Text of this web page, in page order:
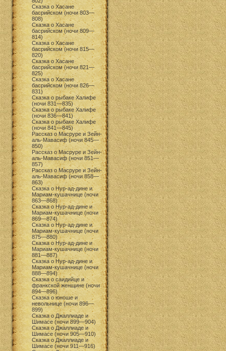
Сказка о Хасане
басрийском (ночи 803—
808)
Сказка о Хасане
басрийском (ночи 809—
814)
Сказка о Хасане
басрийском (ночи 815—
820)
Сказка о Хасане
басрийском (ночи 821—
825)
Сказка о Хасане
басрийском (ночи 826—
831)
Сказка о рыбаке Халифе
(ночи 831—835)
Сказка о рыбаке Халифе
(ночи 836—841)
Сказка о рыбаке Халифе
(ночи 841—845)
Рассказ о Масруре и Зейн-
аль-Мавасиф (ночи 845—
850)
Рассказ о Масруре и Зейн-
аль-Мавасиф (ночи 851—
857)
Рассказ о Масруре и Зейн-
аль-Мавасиф (ночи 858—
863)
Сказка о Нур-ад-дине и
Мариам-кушачнице (ночи
863—868)
Сказка о Нур-ад-дине и
Мариам-кушачнице (ночи
869—874)
Сказка о Нур-ад-дине и
Мариам-кушачнице (ночи
875—880)
Сказка о Нур-ад-дине и
Мариам-кушачнице (ночи
881—887)
Сказка о Нур-ад-дине и
Мариам-кушачнице (ночи
888—894)
Сказка о саидийце и
франкской женщине (ночи
894—896)
Сказка о юноше и
невольнице (ночи 896—
899)
Сказка о Джаллиаде и
Шимасе (ночи 899—904)
Сказка о Джаллиаде и
Шимасе (ночи 905—910)
Сказка о Джаллиаде и
Шимасе (ночи 911—916)